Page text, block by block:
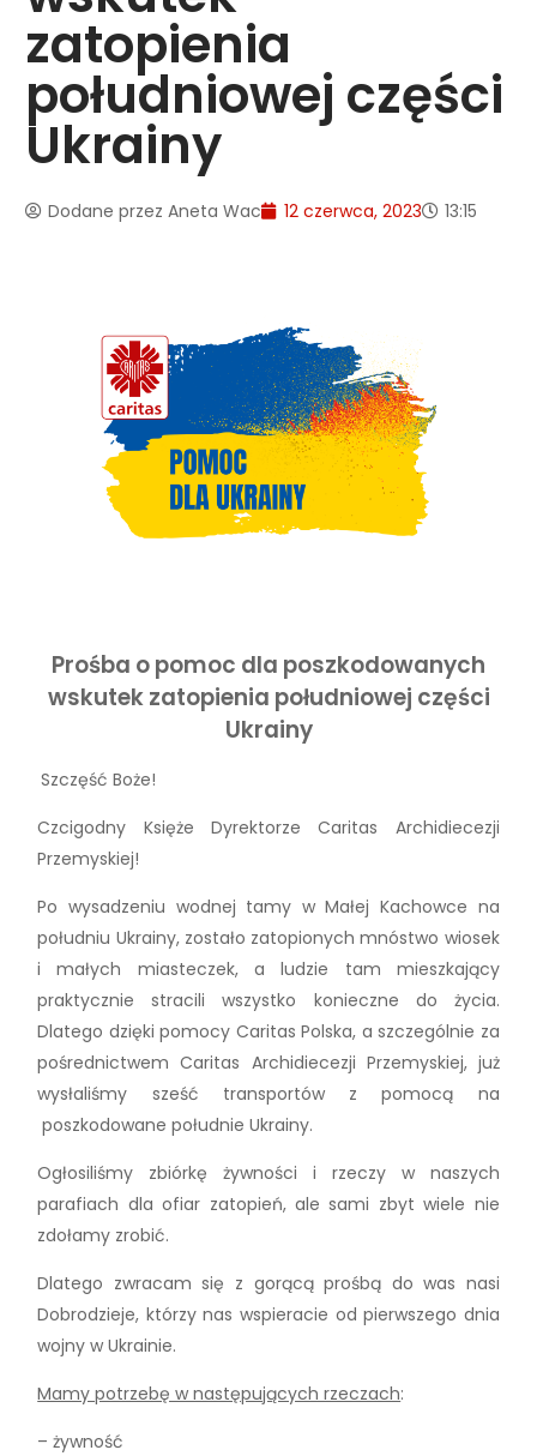
zatopienia
południowej części
Ukrainy
Dodane przez Aneta Wac 12 czerwca, 2023 13:15
Prośba o pomoc dla poszkodowanych
wskutek zatopienia południowej części
Ukrainy
Szczęść Boże!
Czcigodny Księże Dyrektorze Caritas Archidiecezji
Przemyskiej!
Po wysadzeniu wodnej tamy w Małej Kachowce na
południu Ukrainy, zostało zatopionych mnóstwo wiosek
i małych miasteczek, a ludzie tam mieszkający
praktycznie stracili wszystko konieczne do życia.
Dlatego dzięki pomocy Caritas Polska, a szczególnie za
pośrednictwem Caritas Archidiecezji Przemyskiej, już
wysłaliśmy sześć transportów z pomocą na
poszkodowane południe Ukrainy.
Ogłosiliśmy zbiórkę żywności i rzeczy w naszych
parafiach dla ofiar zatopień, ale sami zbyt wiele nie
zdołamy zrobić.
Dlatego zwracam się z gorącą prośbą do was nasi
Dobrodzieje, którzy nas wspieracie od pierwszego dnia
wojny w Ukrainie.
Mamy potrzebę w następujących rzeczach:
– żywność